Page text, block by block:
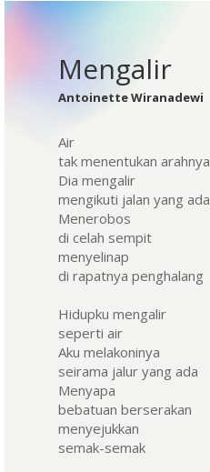
Mengalir
Antoinette Wiranadewi
Air
tak menentukan arahnya
Dia mengalir
mengikuti jalan yang ada
Menerobos
di celah sempit
menyelinap
di rapatnya penghalang
Hidupku mengalir
seperti air
Aku melakoninya
seirama jalur yang ada
Menyapa
bebatuan berserakan
menyejukkan
semak-semak